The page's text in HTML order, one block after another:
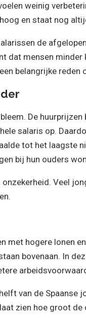
weinig
en staat nog
de
dat mensen minder
belangrijke reden
De
salaris op.
tot het laagste
bij hun ouders
Veel
met hogere lonen
bovenaan. In
van de Spaanse
zien hoe groot de